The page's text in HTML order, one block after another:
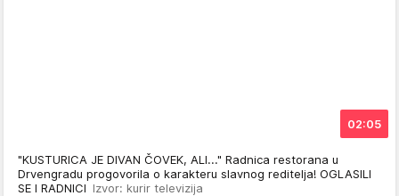
02:05
"KUSTURICA JE DIVAN ČOVEK, ALI..." Radnica restorana u
Drvengradu progovorila o karakteru slavnog reditelja! OGLASILI
SE I RADNICI Izvor: kurir televizija